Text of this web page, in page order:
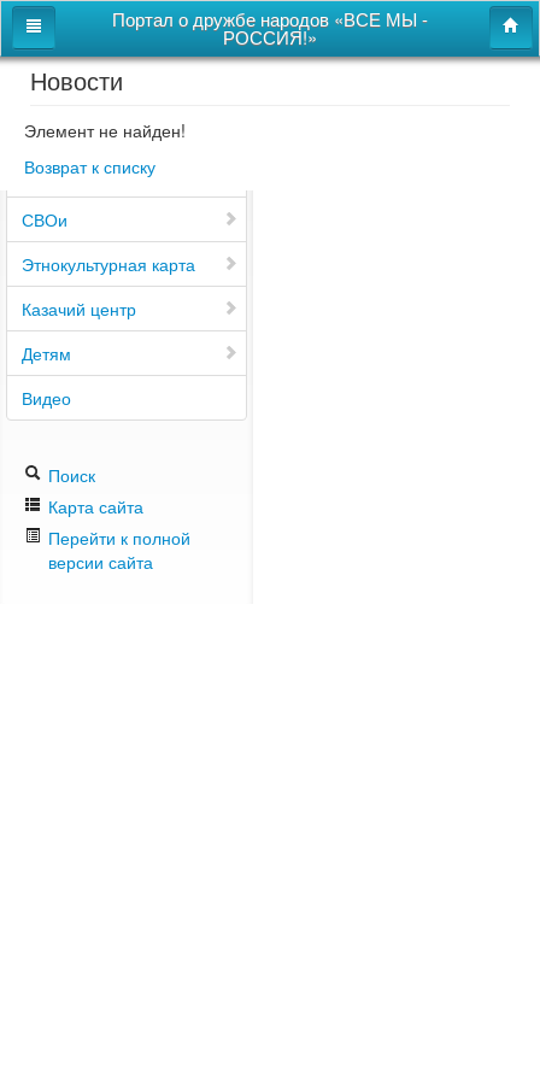
Портал о дружбе народов «ВСЕ МЫ -
РОССИЯ!»
Главная
Дом дружбы народов
Новости
СВОи
Этнокультурная карта
Казачий центр
Детям
Видео
Поиск
Карта сайта
Перейти к полной
версии сайта
Новости
Элемент не найден!
Возврат к списку